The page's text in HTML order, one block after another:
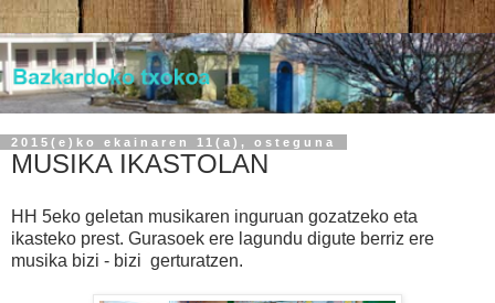
2015(e)ko ekainaren 11(a), osteguna
MUSIKA IKASTOLAN
HH 5eko geletan musikaren inguruan gozatzeko eta
ikasteko prest. Gurasoek ere lagundu digute berriz ere
musika bizi - bizi gerturatzen.